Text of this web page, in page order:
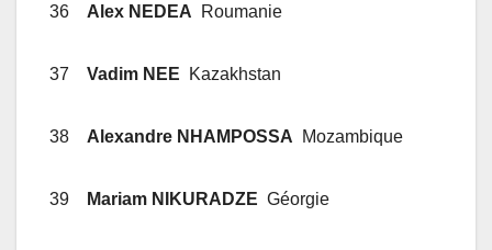
36 Alex NEDEA Roumanie
37 Vadim NEE Kazakhstan
38 Alexandre NHAMPOSSA Mozambique
39 Mariam NIKURADZE Géorgie